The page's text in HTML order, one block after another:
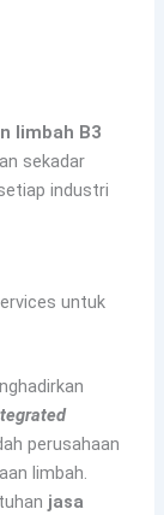
limbah B3
sekadar
industri
untuk
perusahaan
limbah.
jasa